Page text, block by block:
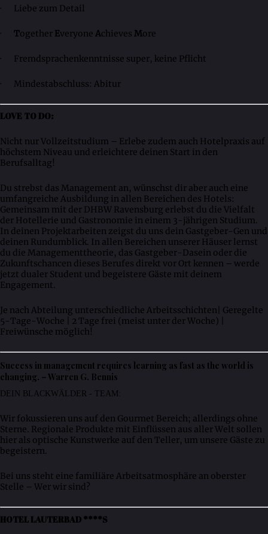
· Liebe zum Detail
· Together Everyone Achieves More
· Fremdsprachenkenntnisse super, keine Pflicht
· Mindestabschluss: Abitur
LOVE TO DO:
Nicht nur Vollzeitstudium – Erlebe zudem auch Hotelpraxis auf
höchstem Niveau und erleichtere deinen Start in den
Berufsalltag!
Du strebst das Management an, wünschst dir aber auch eine
umfangreiche Ausbildung in allen Bereichen des Hotels:
Gemeinsam mit der DHBW Ravensburg erlebst du die Vielfalt
der Hotellerie und Gastronomie in einem 3-jährigen Studium.
In deinen Projektarbeiten zeigst du uns dein Gastgeber-Gen und
deinen Rundumblick. In allen Bereichen unserer Häuser lernst
du die Managementtheorie, das Gastgeber-Dasein oder die
Zukunftschancen dieses Berufes direkt vor Ort kennen – werde
jetzt dualer Student und begeistere Gäste mit deinem
Engagement.
Je nach Abteilung unterschiedliche Arbeitsschichten| Geregelte
5-Tage-Woche | 2 Tage frei (meist unter der Woche) |
Freiwünsche möglich!
Success in management requires learning as fast as the world is
changing. – Warren G. Bennis
DEIN BLACKWÄLDER - TEAM:
Wir fokussieren uns auf den Gourmet Bereich; allerdings ohne
Sterne. Regionale Produkte mit Einflüssen aus aller Welt sollen
hier als optische Kunstwerke auf den Teller, um unsere Gäste zu
begeistern.
Bei uns steht eine familiäre Arbeitsatmosphäre an oberster
Stelle – Wer wir sind?
HOTEL LAUTERBAD ****S